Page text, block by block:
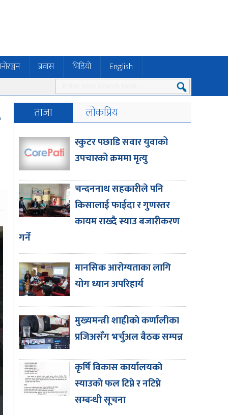
प्रवास भिडियो English
ताजा लोकप्रिय
स्कुटर पछाडि सवार युवाको
उपचारको क्रममा मृत्यु
चन्दननाथ सहकारीले पनि
किसालाई फाईदा र गुणस्तर
कायम राख्दै स्याउ बजारीकरण
गर्ने
मानसिक आरोग्यताका लागि
योग ध्यान अपरिहार्य
मुख्यमन्त्री शाहीकाे कर्णालीका
प्रजिअसँग भर्चुअल बैठक सम्पन्न
कृर्षि विकास कार्यालयकाे
स्याउकाे फल टिप्ने र नटिप्ने
सम्बन्धी सूचना